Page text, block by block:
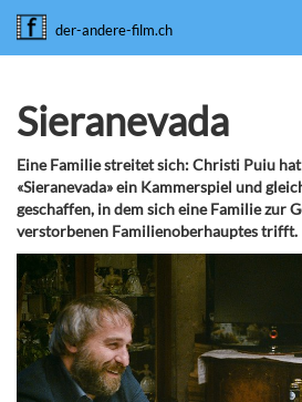
der-andere-film.ch
Sieranevada
Eine Familie streitet sich: Christi Puiu
«Sieranevada» ein Kammerspiel und
geschaffen, in dem sich eine Familie zur
verstorbenen Familienoberhauptes trifft.